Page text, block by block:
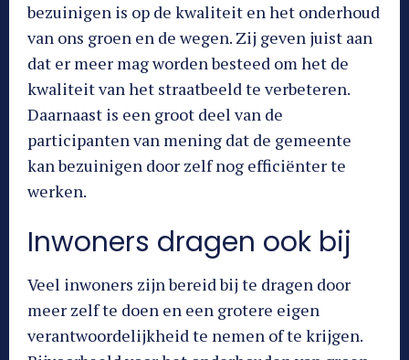
bezuinigen is op de kwaliteit en het onderhoud
van ons groen en de wegen. Zij geven juist aan
dat er meer mag worden besteed om het de
kwaliteit van het straatbeeld te verbeteren.
Daarnaast is een groot deel van de
participanten van mening dat de gemeente
kan bezuinigen door zelf nog efficiënter te
werken.
Inwoners dragen ook bij
Veel inwoners zijn bereid bij te dragen door
meer zelf te doen en een grotere eigen
verantwoordelijkheid te nemen of te krijgen.